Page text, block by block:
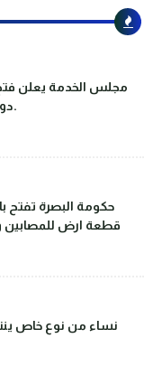
مجلس الخدمة يعلن
دوائر الدولة والقطاع العام.
حكومة البصرة تفتح
قطعة ارض للمصابين